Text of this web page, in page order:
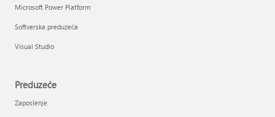
Microsoft Power Platform
Softverska preduzeća
Visual Studio
Preduzeće
Zaposlenje